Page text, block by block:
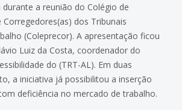
durante a reunião do Colégio de
Corregedores(as) dos Tribunais
(Coleprecor). A apresentação ficou
Luiz da Costa, coordenador do
do (TRT-AL). Em duas
a iniciativa já possibilitou a inserção
deficiência no mercado de trabalho.